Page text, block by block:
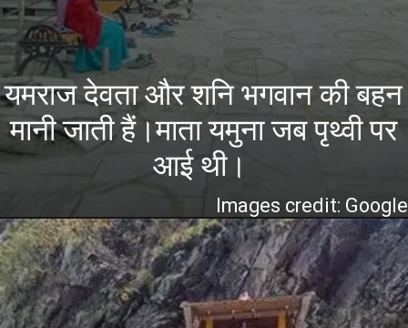
यमराज देवता और शनि भगवान की बहन
मानी जाती हैं।माता यमुना जब पृथ्वी पर
आई थी।
Images credit: Google